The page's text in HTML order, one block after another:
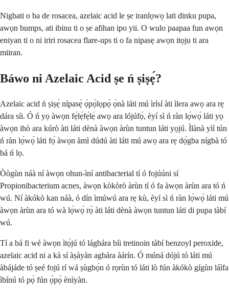
Nigbati o ba de rosacea, azelaic acid le ṣe iranlọwọ lati dinku pupa,
awọn bumps, ati ibinu ti o ṣe afihan ipo yii. O wulo paapaa fun awọn
eniyan ti o ni iriri rosacea flare-ups ti o fa nipasẹ awọn itọju ti ara
miiran.
Báwo ni Azelaic Acid ṣe ń ṣiṣẹ́?
Azelaic acid ń ṣiṣẹ́ nípasẹ̀ ọ̀pọ̀lọpọ̀ ọ̀nà láti mú ìrísí àti ìlera awọ ara rẹ
dára síi. Ó ń yọ àwọn fẹ́lẹ́fẹ́lẹ́ awọ ara lójúfọ́, èyí sì ń ràn lọ́wọ́ láti yọ
àwọn ihò ara kúrò àti láti dènà àwọn àrùn tuntun láti yọjú. Ìlànà yìí tún
ń ràn lọ́wọ́ láti fọ́ àwọn àmì dúdú àti láti mú awọ ara rẹ dọ́gba nígbà tó
bá ń lọ.
Òògùn náà ní àwọn ohun-ìní antibacterial tí ó fojúúni sí
Propionibacterium acnes, àwọn kòkòrò àrùn tí ó fa àwọn àrùn ara tó ń
wú. Ní àkókò kan náà, ó dín ìmúwú ara rẹ kù, èyí sì ń ràn lọ́wọ́ láti mú
àwọn àrùn ara tó wà lọ́wọ́ rọ̀ àti láti dènà àwọn tuntun láti di pupa tàbí
wú.
Tí a bá fi wé àwọn ìtọ́jú tó lágbára bíi tretinoin tàbí benzoyl peroxide,
azelaic acid ni a kà sí àṣàyàn agbára àárín. Ó múná dójú tó láti mú
àbájáde tó ṣeé fojú rí wá ṣùgbọ́n ó rọrùn tó láti lò fún àkókò gígùn láìfa
ìbínú tó pọ̀ fún ọ̀pọ̀ ènìyàn.